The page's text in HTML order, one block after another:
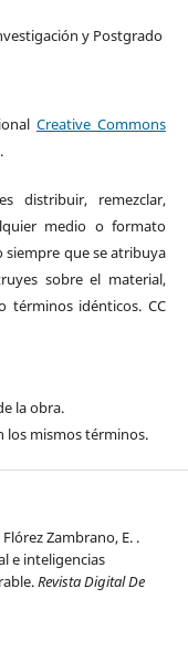
y Postgrado
Creative Commons
.
distribuir, remezclar,
medio o formato
siempre que se atribuya
sobre el material,
términos idénticos. CC
la obra.
los mismos términos.
Flórez Zambrano, E. .
e inteligencias
Revista Digital De